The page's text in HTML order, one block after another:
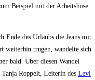
Bei­spiel mit der Arbeits­ho­se
Ende des Urlaubs die Jeans mit
wei­ter­hin tru­gen, wan­del­te sich
bald. Über die­sen Wan­del
Rop­pelt, Lei­te­rin des Levi